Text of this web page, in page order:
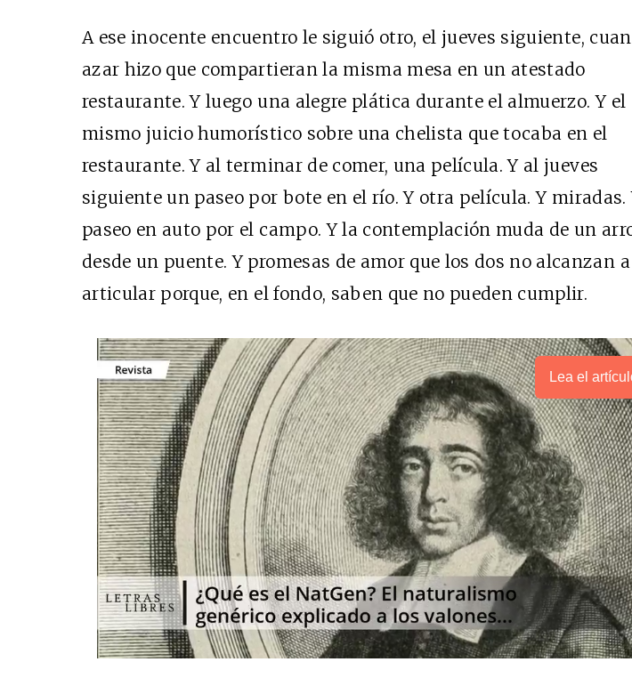
A ese inocente encuentro le siguió otro, el jueves siguiente,
azar hizo que compartieran la misma mesa en un atestado
restaurante. Y luego una alegre plática durante el almuerzo. Y el
mismo juicio humorístico sobre una chelista que tocaba en el
restaurante. Y al terminar de comer, una película. Y al jueves
siguiente un paseo por bote en el río. Y otra película. Y miradas.
paseo en auto por el campo. Y la contemplación muda de un
desde un puente. Y promesas de amor que los dos no alcanzan a
articular porque, en el fondo, saben que no pueden cumplir.
Lea el